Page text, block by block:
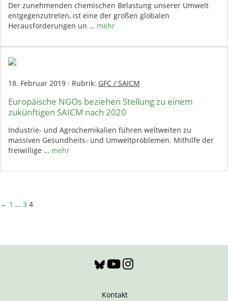
Der zunehmenden chemischen Belastung unserer Umwelt
entgegenzutreten, ist eine der großen globalen
Herausforderungen un … mehr
18. Februar 2019 · Rubrik: GFC / SAICM
Europäische NGOs beziehen Stellung zu einem
zukünftigen SAICM nach 2020
Industrie- und Agrochemikalien führen weltweiten zu
massiven Gesundheits- und Umweltproblemen. Mithilfe der
freiwillige … mehr
← 1 … 3 4
Kontakt